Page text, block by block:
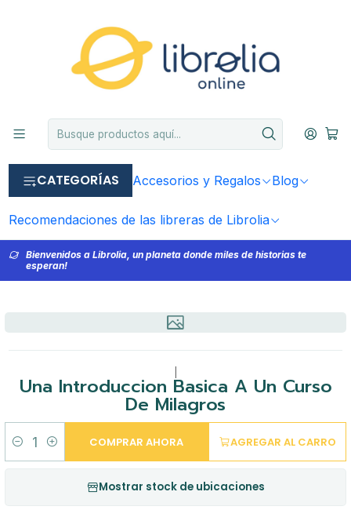
CATEGORÍAS Accesorios y Regalos Blog
Recomendaciones de las libreras de Librolia
Bienvenidos a Librolia, un planeta donde miles de historias te
esperan!
Una Introduccion Basica A Un Curso
De Milagros
Cantidad
AGREGAR AL CARRO
COMPRAR AHORA
Mostrar stock de ubicaciones